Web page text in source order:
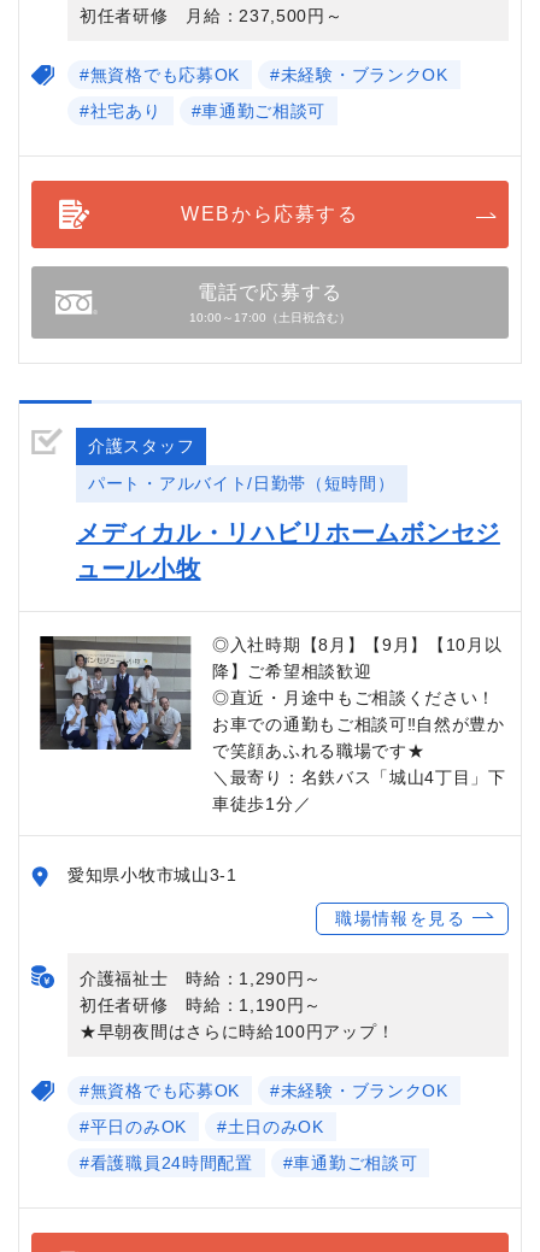
初任者研修 月給：237,500円～
#無資格でも応募OK
#未経験・ブランクOK
#社宅あり
#車通勤ご相談可
WEBから応募する
電話で応募する
10:00～17:00（土日祝含む）
介護スタッフ
パート・アルバイト/日勤帯（短時間）
メディカル・リハビリホームボンセジ
ュール小牧
◎入社時期【8月】【9月】【10月以
降】ご希望相談歓迎
◎直近・月途中もご相談ください！
お車での通勤もご相談可‼自然が豊か
で笑顔あふれる職場です★
＼最寄り：名鉄バス「城山4丁目」下
車徒歩1分／
愛知県小牧市城山3-1
職場情報を見る
介護福祉士 時給：1,290円～
初任者研修 時給：1,190円～
★早朝夜間はさらに時給100円アップ！
#無資格でも応募OK
#未経験・ブランクOK
#平日のみOK
#土日のみOK
#看護職員24時間配置
#車通勤ご相談可